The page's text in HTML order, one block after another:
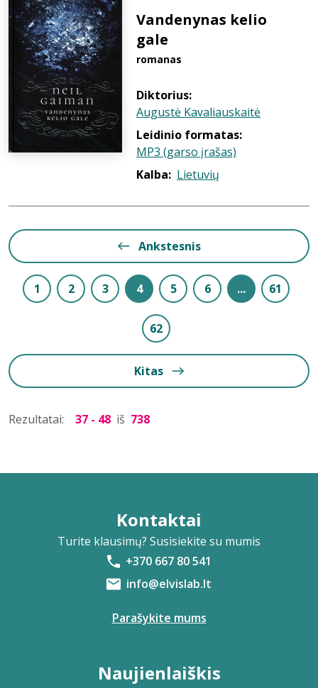
Vandenynas kelio
gale
romanas
Diktorius:
Augustė Kavaliauskaitė
Leidinio formatas:
MP3 (garso įrašas)
Kalba: Lietuvių
Ankstesnis
1 2 3 4 5 6 ... 61
62
Kitas
Rezultatai: 37 - 48 iš 738
Kontaktai
Turite klausimų? Susisiekite su mumis
+370 667 80 541
info@elvislab.lt
Parašykite mums
Naujienlaiškis